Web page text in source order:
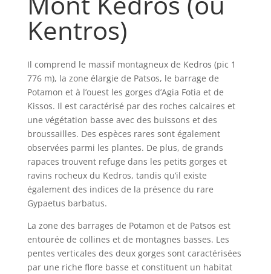
Kentros)
Il comprend le massif montagneux de Kedros (pic 1
776 m), la zone élargie de Patsos, le barrage de
Potamon et à l’ouest les gorges d’Agia Fotia et de
Kissos. Il est caractérisé par des roches calcaires et
une végétation basse avec des buissons et des
broussailles. Des espèces rares sont également
observées parmi les plantes. De plus, de grands
rapaces trouvent refuge dans les petits gorges et
ravins rocheux du Kedros, tandis qu’il existe
également des indices de la présence du rare
Gypaetus barbatus.
La zone des barrages de Potamon et de Patsos est
entourée de collines et de montagnes basses. Les
pentes verticales des deux gorges sont caractérisées
par une riche flore basse et constituent un habitat